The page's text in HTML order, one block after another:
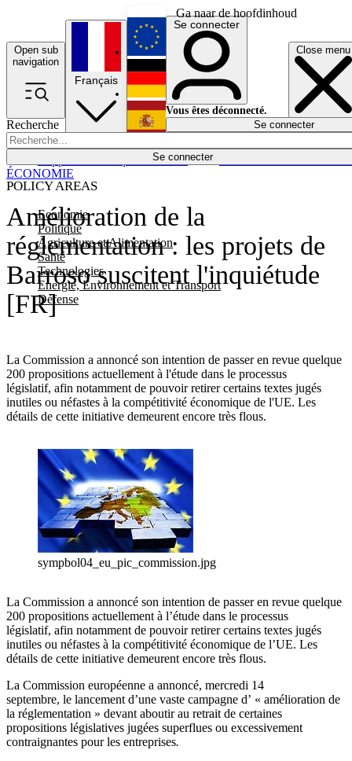
Ga naar de hoofdinhoud
Open sub
navigation
Close menu
Recherche
Se connecter
POLICY AREAS
Economie
Politique
Agriculture et Alimentation
Santé
Technologies
Energie, Environnement et Transport
Défense
Économie
Français
English
Deutsch
Español
Se connecter
Vous êtes déconnecté.
Se connecter
Amélioration de la
réglementation : les projets de
Barroso suscitent l'inquiétude
[FR]
La Commission a annoncé son intention de passer en revue quelque
200 propositions actuellement à l'étude dans le processus
législatif, afin notamment de pouvoir retirer certains textes jugés
inutiles ou néfastes à la compétitivité économique de l'UE. Les
détails de cette initiative demeurent encore très flous.
ÉCONOMIE
sympbol04_eu_pic_commission.jpg
La Commission a annoncé son intention de passer en revue quelque
200 propositions actuellement à l’étude dans le processus
législatif, afin notamment de pouvoir retirer certains textes jugés
inutiles ou néfastes à la compétitivité économique de l’UE. Les
détails de cette initiative demeurent encore très flous.
La Commission européenne a annoncé, mercredi 14
septembre, le lancement d’une vaste campagne d’ « amélioration de
la réglementation » devant aboutir au retrait de certaines
propositions législatives jugées superflues ou excessivement
contraignantes pour les entreprises.